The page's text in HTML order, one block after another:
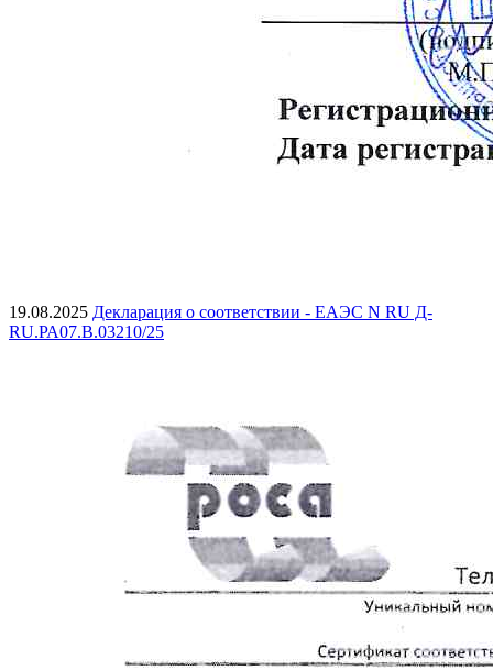
19.08.2025 Декларация о соответствии - ЕАЭС N RU Д-
RU.РА07.В.03210/25